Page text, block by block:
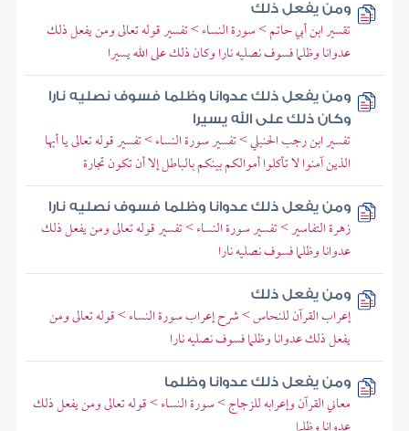
ومن يفعل ذلك
تقسير ابن أبي حاتم > سورة النساء > تفسير قوله تعالى ومن يفعل ذلك
عدوانا وظلما فسوف نصليه نارا وكان ذلك على الله يسيرا
ومن يفعل ذلك عدوانا وظلما فسوف نصليه نارا
وكان ذلك على الله يسيرا
تفسير ابن رجب الحنبلي > تفسير سورة النساء > تفسير قوله تعالى يا أيها
الذين آمنوا لا تأكلوا أموالكم بينكم بالباطل إلا أن تكون تجارة
ومن يفعل ذلك عدوانا وظلما فسوف نصليه نارا
زهرة التفاسير > تفسير سورة النساء > تفسير قوله تعالى ومن يفعل ذلك
عدوانا وظلما فسوف نصليه نارا
ومن يفعل ذلك
إعراب القرآن للنحاس > شرح إعراب سورة النساء > قوله تعالى ومن
يفعل ذلك عدوانا وظلما فسوف نصليه نارا
ومن يفعل ذلك عدوانا وظلما
معاني القرآن وإعرابه للزجاج > سورة النساء > قوله تعالى ومن يفعل ذلك